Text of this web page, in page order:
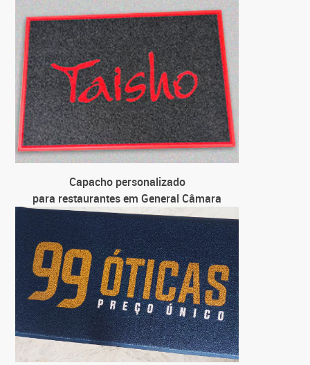
Capacho personalizado
para restaurantes em General Câmara